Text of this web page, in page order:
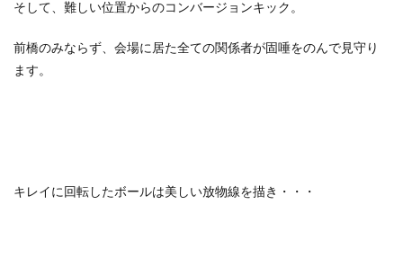
そして、難しい位置からのコンバージョンキック。
前橋のみならず、会場に居た全ての関係者が固唾をのんで見守り
ます。
キレイに回転したボールは美しい放物線を描き・・・